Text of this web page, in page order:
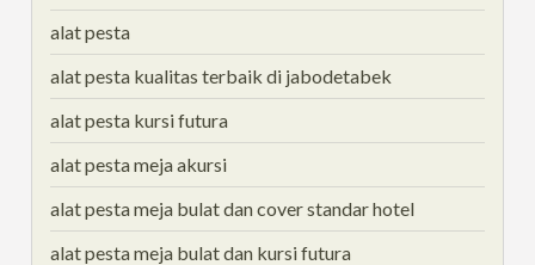
alat pesta
alat pesta kualitas terbaik di jabodetabek
alat pesta kursi futura
alat pesta meja akursi
alat pesta meja bulat dan cover standar hotel
alat pesta meja bulat dan kursi futura